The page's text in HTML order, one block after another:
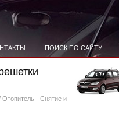
ПОИСК ПО САЙТУ
Отопитель - Снятие и